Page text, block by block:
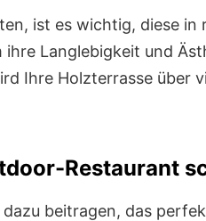
ist es wichtig, diese in
Langlebigkeit und
Ihre Holzterrasse über
Restaurant
beitragen, das